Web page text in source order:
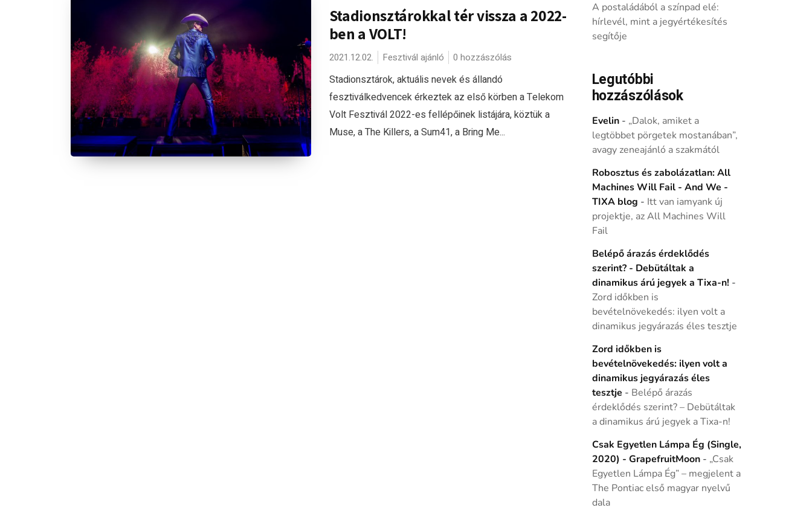
Stadionsztárokkal tér vissza a 2022-
ben a VOLT!
2021.12.02. Fesztivál ajánló 0 hozzászólás
Stadionsztárok, aktuális nevek és állandó
fesztiválkedvencek érkeztek az első körben a Telekom
Volt Fesztivál 2022-es fellépőinek listájára, köztük a
Muse, a The Killers, a Sum41, a Bring Me...
A postaládából a színpad elé:
hírlevél, mint a jegyértékesítés
segítője
Legutóbbi
hozzászólások
Evelin- „Dalok, amiket a
legtöbbet pörgetek mostanában”,
avagy zeneajánló a szakmától
Robosztus és zabolázatlan: All
Machines Will Fail - And We -
TIXA blog - Itt van iamyank új
projektje, az All Machines Will
Fail
Belépő árazás érdeklődés
szerint? - Debütáltak a
dinamikus árú jegyek a Tixa-n! -
Zord időkben is
bevételnövekedés: ilyen volt a
dinamikus jegyárazás éles tesztje
Zord időkben is
bevételnövekedés: ilyen volt a
dinamikus jegyárazás éles
tesztje - Belépő árazás
érdeklődés szerint? – Debütáltak
a dinamikus árú jegyek a Tixa-n!
Csak Egyetlen Lámpa Ég (Single,
2020) - GrapefruitMoon- „Csak
Egyetlen Lámpa Ég” – megjelent a
The Pontiac első magyar nyelvű
dala